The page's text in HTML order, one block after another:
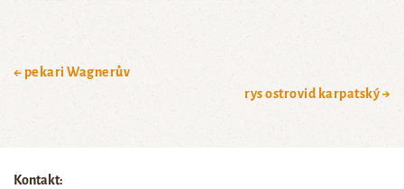
← pekari Wagnerův
rys ostrovid karpatský →
Kontakt: